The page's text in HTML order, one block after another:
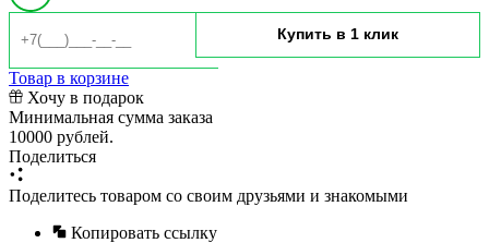
Товар в корзине
Хочу в подарок
Минимальная сумма заказа
10000 рублей.
Поделиться
Поделитесь товаром со своим друзьями и знакомыми
Копировать ссылку